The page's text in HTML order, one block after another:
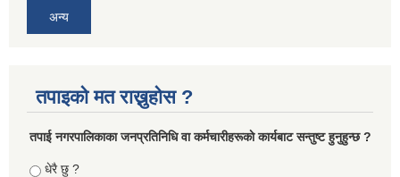
अन्य
तपाइको मत राख्नुहोस ?
तपा‌ई नगरपालिकाका जनप्रतिनिधि वा कर्मचारीहरूकाे कार्यबाट सन्तुष्ट हुनुहुन्छ ?
Choices
धेरै छु ?